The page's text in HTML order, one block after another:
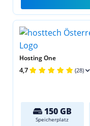
Hosting One
4,7 (28)
150 GB
Speicherplatz